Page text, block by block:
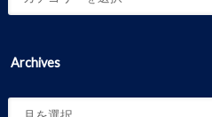
Archives